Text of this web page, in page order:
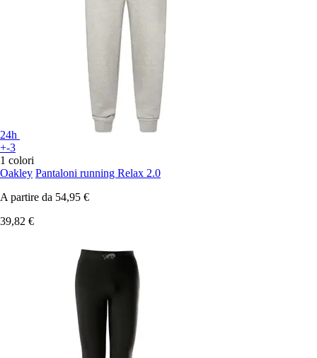
24h
+-3
1 colori
Oakley Pantaloni running Relax 2.0
A partire da 54,95 €
39,82 €